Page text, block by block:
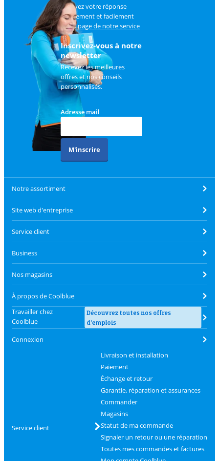
Trouvez votre réponse
rapidement et facilement
surla page de notre service
client.
Inscrivez-vous à notre
newsletter
Recevez les meilleures
offres et nos conseils
personnalisés.
Adresse mail
M'inscrire
Notre assortiment
Site web d'entreprise
Service client
Business
Nos magasins
À propos de Coolblue
Travailler chez
Coolblue
Découvrez toutes nos offres
d'emplois
Connexion
Service client
Livraison et installation
Paiement
Échange et retour
Garantie, réparation et assurances
Commander
Magasins
Statut de ma commande
Signaler un retour ou une réparation
Toutes mes commandes et factures